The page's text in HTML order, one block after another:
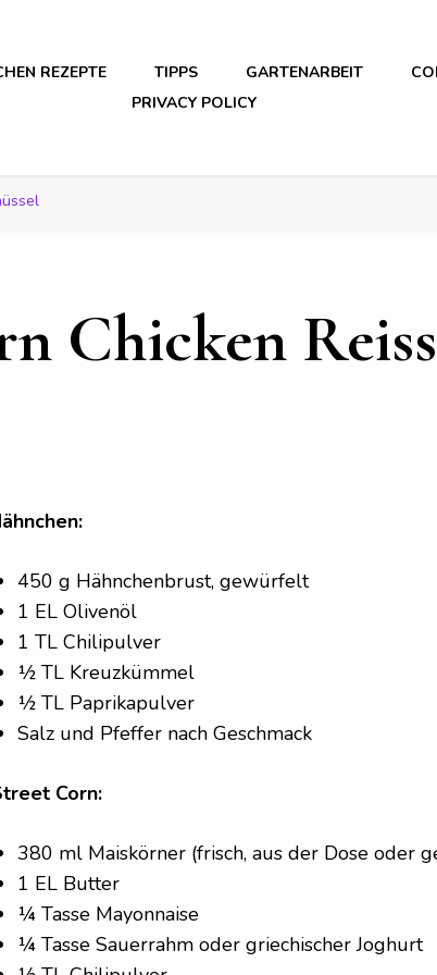
REZEPTE TIPPS GARTENARBEIT
PRIVACY POLICY
Chicken
450 g Hähnchenbrust, gewürfelt
1 EL Olivenöl
1 TL Chilipulver
½ TL Kreuzkümmel
½ TL Paprikapulver
Salz und Pfeffer nach Geschmack
Corn:
380 ml Maiskörner (frisch, aus der Dose oder
1 EL Butter
¼ Tasse Mayonnaise
¼ Tasse Sauerrahm oder griechischer Joghurt